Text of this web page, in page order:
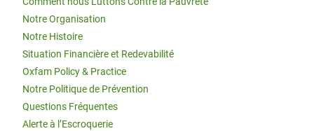
Notre Organisation
Notre Histoire
Situation Financière et Redevabilité
Oxfam Policy & Practice
Notre Politique de Prévention
Questions Fréquentes
Alerte à l’Escroquerie